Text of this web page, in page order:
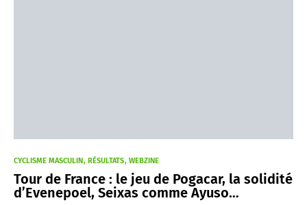
CYCLISME MASCULIN RÉSULTATS WEBZINE
Tour de France : le jeu de Pogacar, la solidité
d’Evenepoel, Seixas comme Ayuso…